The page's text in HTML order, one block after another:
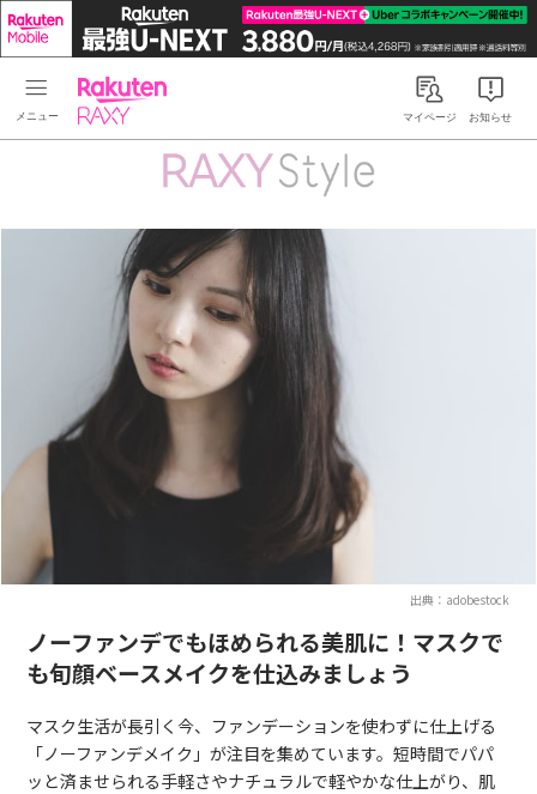
Rakuten RAXYマイページ お知らせ
出典：adobestock
ノーファンデでもほめられる美肌に！マスクで
も旬顔ベースメイクを仕込みましょう
マスク生活が長引く今、ファンデーションを使わずに仕上げる
「ノーファンデメイク」が注目を集めています。短時間でパパ
ッと済ませられる手軽さやナチュラルで軽やかな仕上がり、肌